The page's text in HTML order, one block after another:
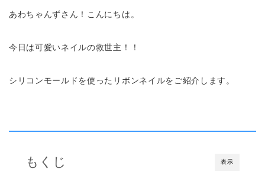
あわちゃんずさん！こんにちは。
今日は可愛いネイルの救世主！！
シリコンモールドを使ったリボンネイルをご紹介します。
表示
もくじ